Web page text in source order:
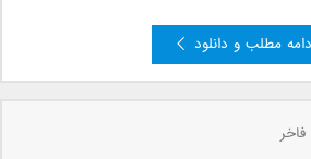
مطلب و دانلود